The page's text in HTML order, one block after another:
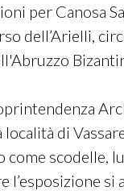
per Canosa
dell’Arielli,
di
scodelle,
l’esposizione